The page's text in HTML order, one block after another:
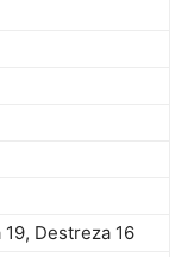
19, Destreza 16